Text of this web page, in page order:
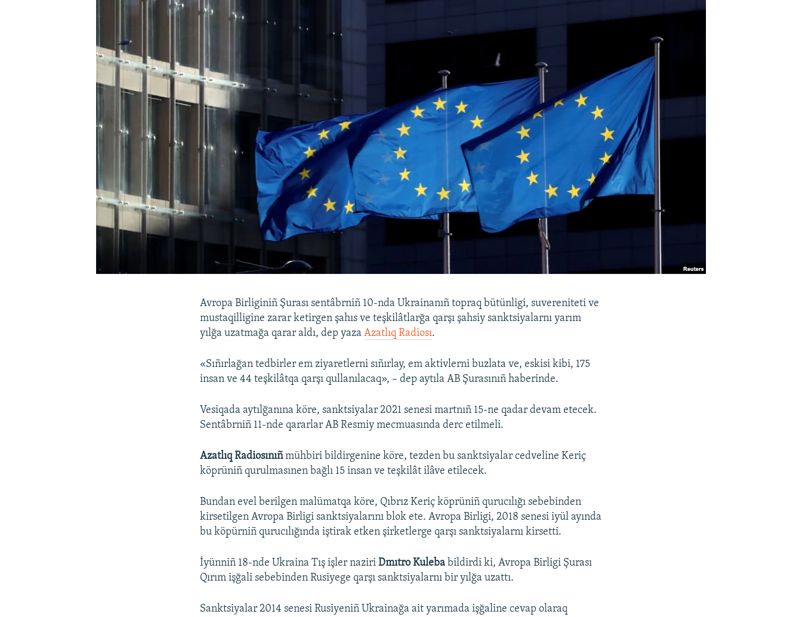
Avropa Birliginiñ Şurası sentâbrniñ 10-nda Ukrainanıñ topraq bütünligi, suvereniteti ve
mustaqilligine zarar ketirgen şahıs ve teşkilâtlarğa qarşı şahsiy sanktsiyalarnı yarım
yılğa uzatmağa qarar aldı, dep yazaAzatlıq Radiosı.
«Sıñırlağan tedbirler em ziyaretlerni sıñırlay, em aktivlerni buzlata ve, eskisi kibi, 175
insan ve 44 teşkilâtqa qarşı qullanılacaq», – dep aytıla AB Şurasınıñ haberinde.
Vesiqada aytılğanına köre, sanktsiyalar 2021 senesi martnıñ 15-ne qadar devam etecek.
Sentâbrniñ 11-nde qararlar AB Resmiy mecmuasında derc etilmeli.
Azatlıq Radiosınıñmühbiri bildirgenine köre, tezden bu sanktsiyalar cedveline Keriç
köprüniñ qurulmasınen bağlı 15 insan ve teşkilât ilâve etilecek.
Bundan evel berilgen malümatqa köre, Qıbrız Keriç köprüniñ qurucılığı sebebinden
kirsetilgen Avropa Birligi sanktsiyalarını blok ete. Avropa Birligi, 2018 senesi iyül ayında
bu köpürniñ qurucılığında iştirak etken şirketlerge qarşı sanktsiyalarnı kirsetti.
İyünniñ 18-nde Ukraina Tış işler naziriDmıtro Kuleba bildirdi ki, Avropa Birligi Şurası
Qırım işğali sebebinden Rusiyege qarşı sanktsiyalarnı bir yılğa uzattı.
Sanktsiyalar 2014 senesi Rusiyeniñ Ukrainağa ait yarımada işğaline cevap olaraq